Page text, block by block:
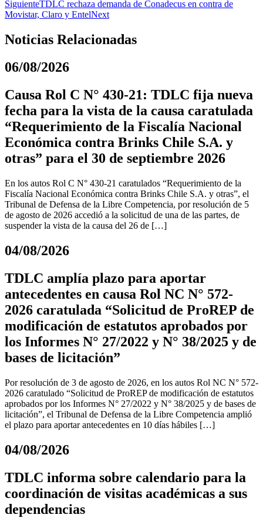
SiguienteTDLC rechaza demanda de Conadecus en contra de
Movistar, Claro y EntelNext
Noticias Relacionadas
06/08/2026
Causa Rol C N° 430-21: TDLC fija nueva
fecha para la vista de la causa caratulada
“Requerimiento de la Fiscalía Nacional
Económica contra Brinks Chile S.A. y
otras” para el 30 de septiembre 2026
En los autos Rol C N° 430-21 caratulados “Requerimiento de la
Fiscalía Nacional Económica contra Brinks Chile S.A. y otras”, el
Tribunal de Defensa de la Libre Competencia, por resolución de 5
de agosto de 2026 accedió a la solicitud de una de las partes, de
suspender la vista de la causa del 26 de […]
04/08/2026
TDLC amplía plazo para aportar
antecedentes en causa Rol NC N° 572-
2026 caratulada “Solicitud de ProREP de
modificación de estatutos aprobados por
los Informes N° 27/2022 y N° 38/2025 y de
bases de licitación”
Por resolución de 3 de agosto de 2026, en los autos Rol NC N° 572-
2026 caratulado “Solicitud de ProREP de modificación de estatutos
aprobados por los Informes N° 27/2022 y N° 38/2025 y de bases de
licitación”, el Tribunal de Defensa de la Libre Competencia amplió
el plazo para aportar antecedentes en 10 días hábiles […]
04/08/2026
TDLC informa sobre calendario para la
coordinación de visitas académicas a sus
dependencias